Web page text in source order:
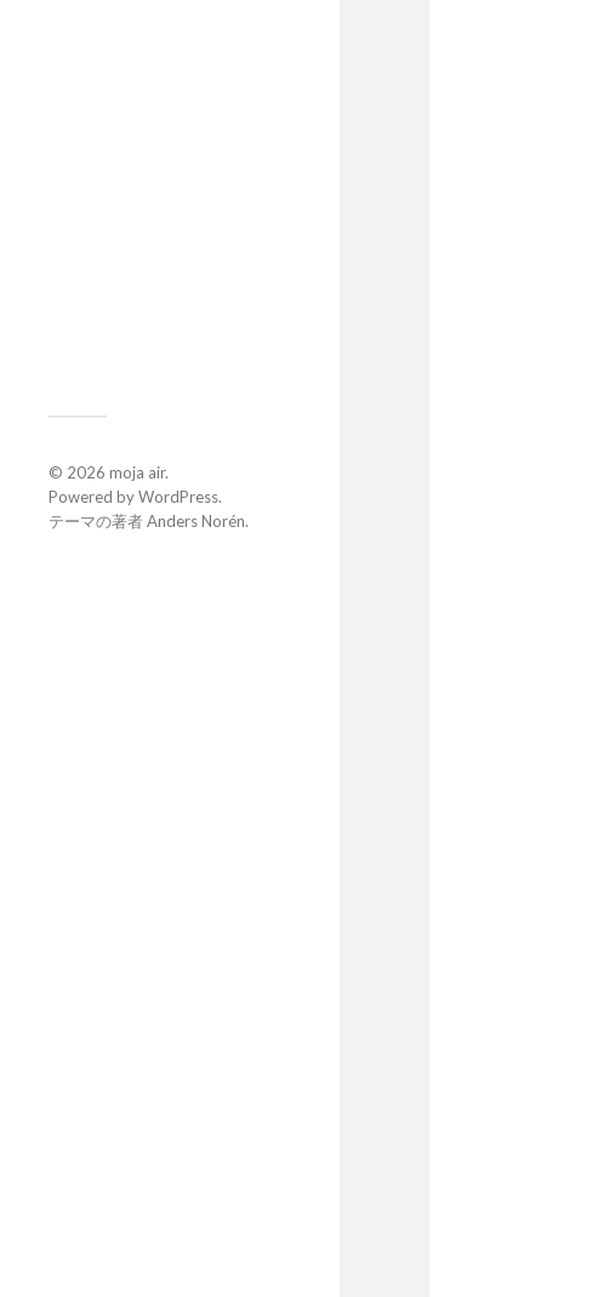
© 2026 moja air.
Powered byWordPress.
テーマの著者Anders Norén.